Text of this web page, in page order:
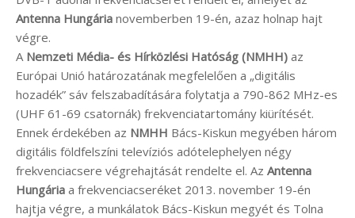
Antenna Hungária novemberben 19-én, azaz holnap hajt
végre.
A Nemzeti Média- és Hírközlési Hatóság (NMHH) az
Európai Unió határozatának megfelelően a „digitális
hozadék” sáv felszabadítására folytatja a 790-862 MHz-es
(UHF 61-69 csatornák) frekvenciatartomány kiürítését.
Ennek érdekében az NMHH Bács-Kiskun megyében három
digitális földfelszíni televíziós adótelephelyen négy
frekvenciacsere végrehajtását rendelte el. Az Antenna
Hungária a frekvenciacseréket 2013. november 19-én
hajtja végre, a munkálatok Bács-Kiskun megyét és Tolna